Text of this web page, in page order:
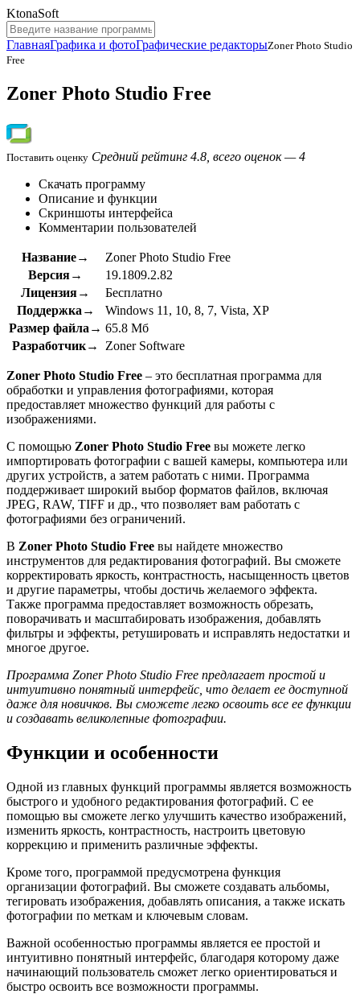
KtonaSoft
ГлавнаяГрафика и фотоГрафические редакторыZoner Photo Studio
Free
Zoner Photo Studio Free
Поставить оценку Средний рейтинг 4.8, всего оценок — 4
Скачать программу
Описание и функции
Скриншоты интерфейса
Комментарии пользователей
Название→
Zoner Photo Studio Free
Версия→
19.1809.2.82
Лицензия→
Бесплатно
Поддержка→
Windows 11, 10, 8, 7, Vista, XP
Размер файла→ 65.8 Мб
Разработчик→
Zoner Software
Zoner Photo Studio Free – это бесплатная программа для
обработки и управления фотографиями, которая
предоставляет множество функций для работы с
изображениями.
С помощью Zoner Photo Studio Free вы можете легко
импортировать фотографии с вашей камеры, компьютера или
других устройств, а затем работать с ними. Программа
поддерживает широкий выбор форматов файлов, включая
JPEG, RAW, TIFF и др., что позволяет вам работать с
фотографиями без ограничений.
В Zoner Photo Studio Free вы найдете множество
инструментов для редактирования фотографий. Вы сможете
корректировать яркость, контрастность, насыщенность цветов
и другие параметры, чтобы достичь желаемого эффекта.
Также программа предоставляет возможность обрезать,
поворачивать и масштабировать изображения, добавлять
фильтры и эффекты, ретушировать и исправлять недостатки и
многое другое.
Программа Zoner Photo Studio Free предлагает простой и
интуитивно понятный интерфейс, что делает ее доступной
даже для новичков. Вы сможете легко освоить все ее функции
и создавать великолепные фотографии.
Функции и особенности
Одной из главных функций программы является возможность
быстрого и удобного редактирования фотографий. С ее
помощью вы сможете легко улучшить качество изображений,
изменить яркость, контрастность, настроить цветовую
коррекцию и применить различные эффекты.
Кроме того, программой предусмотрена функция
организации фотографий. Вы сможете создавать альбомы,
тегировать изображения, добавлять описания, а также искать
фотографии по меткам и ключевым словам.
Важной особенностью программы является ее простой и
интуитивно понятный интерфейс, благодаря которому даже
начинающий пользователь сможет легко ориентироваться и
быстро освоить все возможности программы.